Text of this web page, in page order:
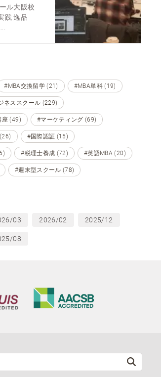
ル大阪校
践 逸品
#MBA交換留学 (21) #MBA単科 (19)
ネススクール (229)
座 (49) #マーケティング (69)
#国際認証 (15)
#税理士養成 (72) #英語MBA (20)
#週末型スクール (78)
03 2026/02 2025/12
08